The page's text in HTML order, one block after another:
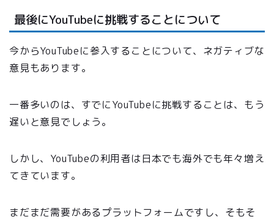
最後にYouTubeに挑戦することについて
今からYouTubeに参入することについて、ネガティブな
意見もあります。
一番多いのは、すでにYouTubeに挑戦することは、もう
遅いと意見でしょう。
しかし、YouTubeの利用者は日本でも海外でも年々増え
てきています。
まだまだ需要があるプラットフォームですし、 そもそ